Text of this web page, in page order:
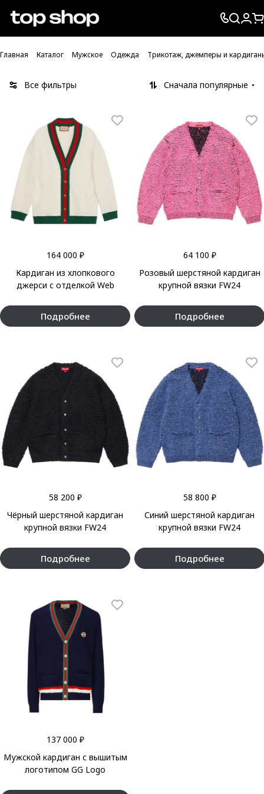
Проверка хлебных крошек
Главная Каталог Мужское Одежда Трикотаж, джемперы и
Все фильтры Сначала популярные
164 000 ₽
Кардиган из хлопкового
джерси с отделкой Web
Подробнее
64 100 ₽
Розовый шерстяной кардиган
крупной вязки FW24
Подробнее
58 200 ₽
Чёрный шерстяной кардиган
крупной вязки FW24
Подробнее
58 800 ₽
Синий шерстяной кардиган
крупной вязки FW24
Подробнее
137 000 ₽
Мужской кардиган с вышитым
логотипом GG Logo